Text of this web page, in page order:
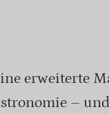
erweiterte
–